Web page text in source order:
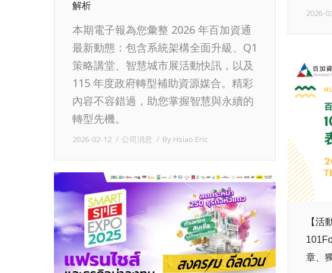
2026-
解析
本期電子報為您彙整 2026 年百加資通
最新動態：包含系統架構全面升級、Q1
策略講堂、智慧城市展活動快訊，以及
115 年度政府轉型補助資源媒合。精彩
內容不容錯過，助您掌握智慧與永續的
轉型先機。
2026-02-12 公司消息 By Hsiao Eric
【活
章、